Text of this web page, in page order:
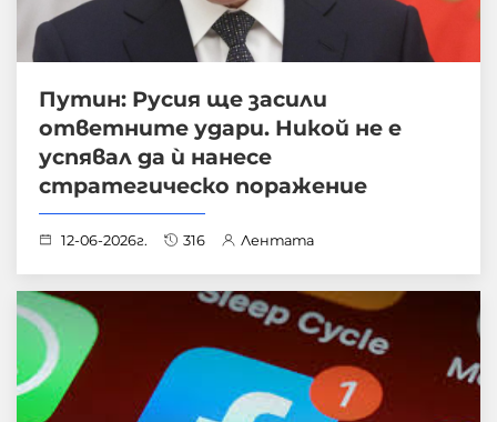
Путин: Русия ще засили
ответните удари. Никой не е
успявал да ѝ нанесе
стратегическо поражение
12-06-2026г. 316 Лентата